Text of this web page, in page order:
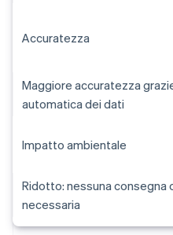
Accuratezza
Maggiore accuratezza
automatica dei dati
Impatto ambientale
Ridotto: nessuna consegna
necessaria